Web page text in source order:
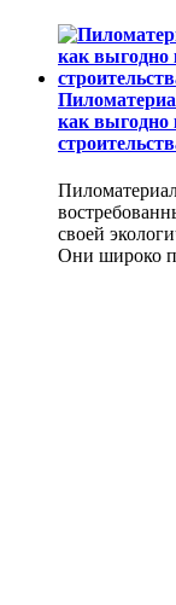
как выгодно
своей
Они широко